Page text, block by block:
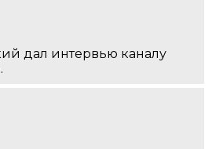
дал интервью каналу